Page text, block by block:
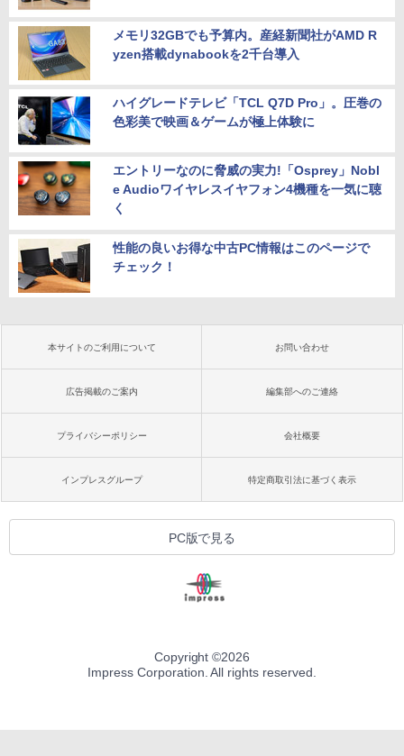
メモリ32GBでも予算内。産経新聞社がAMD R
yzen搭載dynabookを2千台導入
ハイグレードテレビ「TCL Q7D Pro」。圧巻の
色彩美で映画＆ゲームが極上体験に
エントリーなのに脅威の実力!「Osprey」Nobl
e Audioワイヤレスイヤフォン4機種を一気に聴
く
性能の良いお得な中古PC情報はこのページで
チェック！
本サイトのご利用について お問い合わせ
広告掲載のご案内 編集部へのご連絡
プライバシーポリシー 会社概要
インプレスグループ 特定商取引法に基づく表示
PC版で見る
Copyright ©2026
Impress Corporation. All rights reserved.